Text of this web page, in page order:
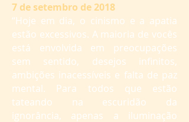
7 de setembro de 2018
“Hoje em dia, o cinismo e a apatia
estão excessivos. A maioria de vocês
está envolvida em preocupações
sem sentido, desejos infinitos,
ambições inacessíveis e falta de paz
mental. Para todos que estão
tateando na escuridão da
ignorância, apenas a iluminação